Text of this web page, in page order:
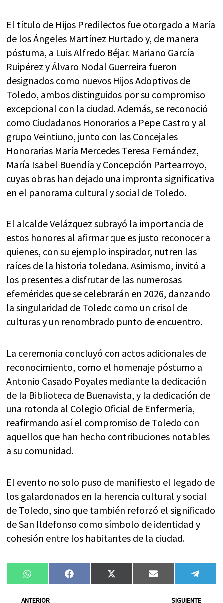
El título de Hijos Predilectos fue otorgado a María
de los Ángeles Martínez Hurtado y, de manera
póstuma, a Luis Alfredo Béjar. Mariano García
Ruipérez y Álvaro Nodal Guerreira fueron
designados como nuevos Hijos Adoptivos de
Toledo, ambos distinguidos por su compromiso
excepcional con la ciudad. Además, se reconoció
como Ciudadanos Honorarios a Pepe Castro y al
grupo Veintiuno, junto con las Concejales
Honorarias María Mercedes Teresa Fernández,
María Isabel Buendía y Concepción Partearroyo,
cuyas obras han dejado una impronta significativa
en el panorama cultural y social de Toledo.
El alcalde Velázquez subrayó la importancia de
estos honores al afirmar que es justo reconocer a
quienes, con su ejemplo inspirador, nutren las
raíces de la historia toledana. Asimismo, invitó a
los presentes a disfrutar de las numerosas
efemérides que se celebrarán en 2026, danzando
la singularidad de Toledo como un crisol de
culturas y un renombrado punto de encuentro.
La ceremonia concluyó con actos adicionales de
reconocimiento, como el homenaje póstumo a
Antonio Casado Poyales mediante la dedicación
de la Biblioteca de Buenavista, y la dedicación de
una rotonda al Colegio Oficial de Enfermería,
reafirmando así el compromiso de Toledo con
aquellos que han hecho contribuciones notables
a su comunidad.
El evento no solo puso de manifiesto el legado de
los galardonados en la herencia cultural y social
de Toledo, sino que también reforzó el significado
de San Ildefonso como símbolo de identidad y
cohesión entre los habitantes de la ciudad.
Compartir
en
WhatsAppCompartir
en
FacebookCompartir
en
X
(Twitter)
Compartir
en
Email
en
ANTERIOR SIGUIENTE